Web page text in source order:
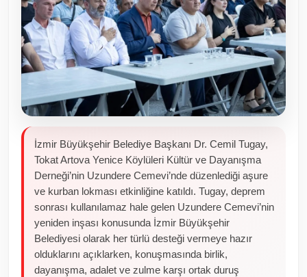
İzmir Büyükşehir Belediye Başkanı Dr. Cemil Tugay,
Tokat Artova Yenice Köylüleri Kültür ve Dayanışma
Derneği’nin Uzundere Cemevi’nde düzenlediği aşure
ve kurban lokması etkinliğine katıldı. Tugay, deprem
sonrası kullanılamaz hale gelen Uzundere Cemevi’nin
yeniden inşası konusunda İzmir Büyükşehir
Belediyesi olarak her türlü desteği vermeye hazır
olduklarını açıklarken, konuşmasında birlik,
dayanışma, adalet ve zulme karşı ortak duruş